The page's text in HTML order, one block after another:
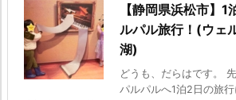
【静岡県浜松市】
ルパル旅行！(ウェ
湖)
どうも、だらはです。
パルパルへ1泊2日の旅